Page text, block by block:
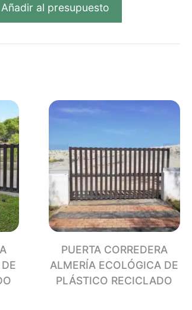
Añadir al presupuesto
PUERTA CORREDERA
ALMERÍA ECOLÓGICA DE
PLÁSTICO RECICLADO